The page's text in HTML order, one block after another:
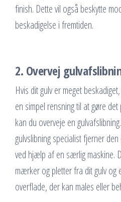
finish. Dette vil også beskytte
beskadigelse i fremtiden.
2. Overvej
Hvis dit gulv er meget
en simpel rensning til at gøre
kan du overveje en
gulvslibning specialist fjerner
ved hjælp af en særlig maskine.
mærker og pletter fra dit gulv og
overflade, der kan males eller